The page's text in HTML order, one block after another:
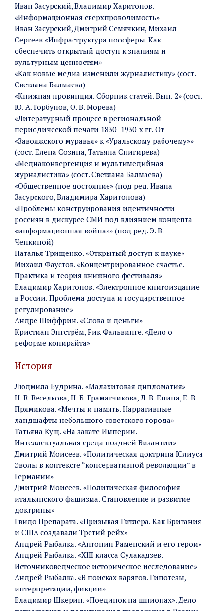
Иван Засурский, Владимир Харитонов.
«Информационная сверхпроводимость»
Иван Засурский, Дмитрий Семячкин, Михаил
Сергеев «Инфраструктура ноосферы. Как
обеспечить открытый доступ к знаниям и
культурным ценностям»
«Как новые медиа изменили журналистику» (сост.
Светлана Балмаева)
«Книжная провинция. Сборник статей. Вып. 2» (сост.
Ю. А. Горбунов, О. В. Морева)
«Литературный процесс в региональной
периодической печати 1830–1930-х гг. От
«Заволжского муравья» к «Уральскому рабочему»»
(сост. Елена Созина, Татьяна Снигирева)
«Медиаконвергенция и мультимедийная
журналистика» (сост. Светлана Балмаева)
«Общественное достояние» (под ред. Ивана
Засурского, Владимира Харитонова)
«Проблемы конструирования идентичности
россиян в дискурсе СМИ под влиянием концепта
«информационная война»» (под ред. Э. В.
Чепкиной)
Наталья Трищенко. «Открытый доступ к науке»
Михаил Фаустов. «Концентрированное счастье.
Практика и теория книжного фестиваля»
Владимир Харитонов. «Электронное книгоиздание
в России. Проблема доступа и государственное
регулирование»
Андре Шиффрин. «Слова и деньги»
Кристиан Энгстрём, Рик Фальвинге. «Дело о
реформе копирайта»
История
Людмила Будрина. «Малахитовая дипломатия»
Н. В. Веселкова, Н. Б. Граматчикова, Л. В. Енина, Е. В.
Прямикова. «Мечты и память. Нарративные
ландшафты небольшого советского города»
Татьяна Кущ. «На закате Империи.
Интеллектуальная среда поздней Византии»
Дмитрий Моисеев. «Политическая доктрина Юлиуса
Эволы в контексте “консервативной революции” в
Германии»
Дмитрий Моисеев. «Политическая философия
итальянского фашизма. Становление и развитие
доктрины»
Гвидо Препарата. «Призывая Гитлера. Как Британия
и США создавали Третий рейх»
Андрей Рыбалка. «Антонин Раменский и его герои»
Андрей Рыбалка. «XIII класса Сулакадзев.
Источниковедческое историческое исследование»
Андрей Рыбалка. «В поисках варягов. Гипотезы,
интерпретации, фикции»
Владимир Шкерин. «Поединок на шпионах». Дело